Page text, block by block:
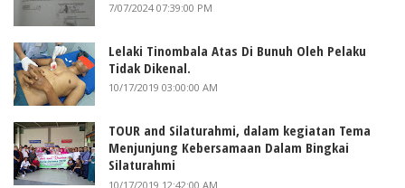
7/07/2024 07:39:00 PM
Lelaki Tinombala Atas Di Bunuh Oleh Pelaku
Tidak Dikenal.
10/17/2019 03:00:00 AM
TOUR and Silaturahmi, dalam kegiatan Tema
Menjunjung Kebersamaan Dalam Bingkai
Silaturahmi
10/17/2019 12:42:00 AM